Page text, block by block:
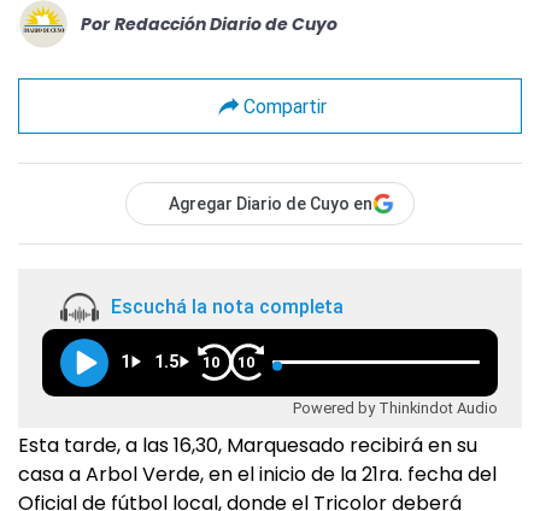
Por Redacción Diario de Cuyo
Compartir
Agregar Diario de Cuyo en
Escuchá la nota completa
1 1.5 10 10
Powered by Thinkindot Audio
Esta tarde, a las 16,30, Marquesado recibirá en su
casa a Arbol Verde, en el inicio de la 21ra. fecha del
Oficial de fútbol local, donde el Tricolor deberá